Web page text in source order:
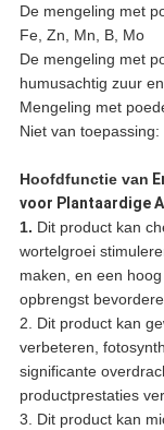
De mengeling met
Fe, Zn, Mn, B, Mo
De mengeling met
humusachtig zuur
Mengeling met
Niet van toepassing:
Hoofdfunctievan
voor Plantaardige
1. Dit product kan
wortelgroei
maken, en een
opbrengst
2. Dit product kan
verbeteren,
significante
productprestaties
3. Dit product kan